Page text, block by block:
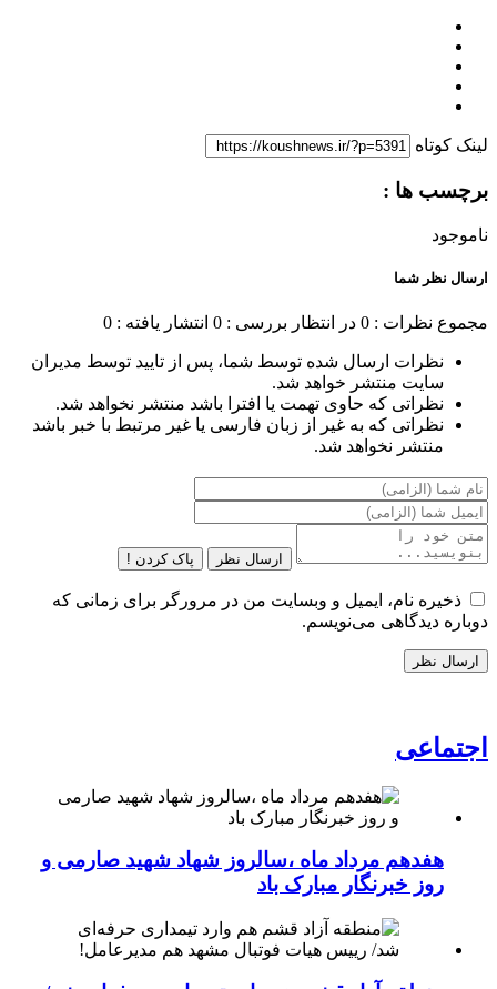
لینک کوتاه
برچسب ها :
ناموجود
ارسال نظر شما
مجموع نظرات : 0 در انتظار بررسی : 0 انتشار یافته : 0
نظرات ارسال شده توسط شما، پس از تایید توسط مدیران
سایت منتشر خواهد شد.
نظراتی که حاوی تهمت یا افترا باشد منتشر نخواهد شد.
نظراتی که به غیر از زبان فارسی یا غیر مرتبط با خبر باشد
منتشر نخواهد شد.
ارسال نظر پاک کردن !
ذخیره نام، ایمیل و وبسایت من در مرورگر برای زمانی که
دوباره دیدگاهی می‌نویسم.
اجتماعی
هفدهم مرداد ماه ،سالروز شهاد شهید صارمی و
روز خبرنگار مبارک باد